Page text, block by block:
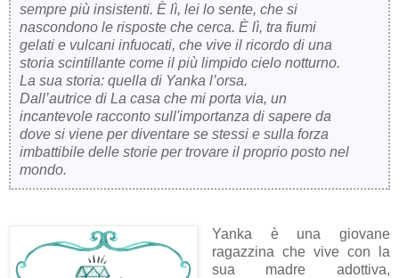
sempre più insistenti. È lì, lei lo sente, che si
nascondono le risposte che cerca. È lì, tra fiumi
gelati e vulcani infuocati, che vive il ricordo di una
storia scintillante come il più limpido cielo notturno.
La sua storia: quella di Yanka l’orsa.
Dall’autrice di La casa che mi porta via, un
incantevole racconto sull'importanza di sapere da
dove si viene per diventare se stessi e sulla forza
imbattibile delle storie per trovare il proprio posto nel
mondo.
Yanka è una giovane
ragazzina che vive con la
sua madre adottiva,